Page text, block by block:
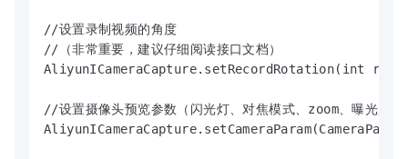
//设置录制视频的角度
//（非常重要，建议仔细阅读接口文档）
AliyunICameraCapture.setRecordRotation(int
//设置摄像头预览参数（闪光灯、对焦模式、zoom、曝光度